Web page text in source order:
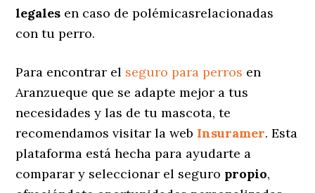
legales en caso de polémicasrelacionadas
con tu perro.
Para encontrar el seguro para perros en
Aranzueque que se adapte mejor a tus
necesidades y las de tu mascota, te
recomendamos visitar la web Insuramer. Esta
plataforma está hecha para ayudarte a
comparar y seleccionar el seguro propio,